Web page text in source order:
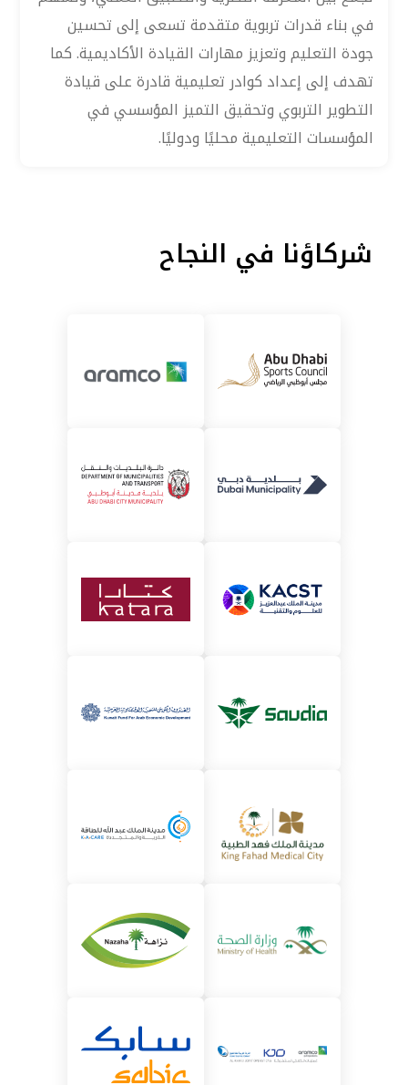
في بناء قدرات تربوية متقدمة تسعى إلى تحسين
جودة التعليم وتعزيز مهارات القيادة الأكاديمية. كما
تهدف إلى إعداد كوادر تعليمية قادرة على قيادة
التطوير التربوي وتحقيق التميز المؤسسي في
المؤسسات التعليمية محليًا ودوليًا.
شركاؤنا في النجاح